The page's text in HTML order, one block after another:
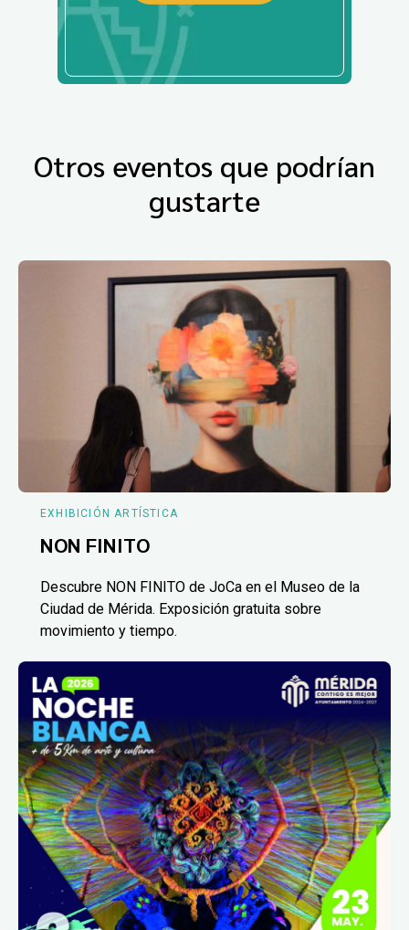
Otros eventos que podrían
gustarte
EXHIBICIÓN ARTÍSTICA
NON FINITO
Descubre NON FINITO de JoCa en el Museo de la
Ciudad de Mérida. Exposición gratuita sobre
movimiento y tiempo.